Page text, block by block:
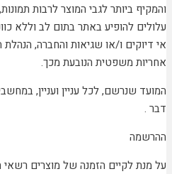
והמקיף ביותר לגבי המוצר לרבות
עלולים להופיע באתר בתום לב וללא
אי דיוקים ו/או שגיאות והחברה,
אחריות משפטית הנובעת מכך.
המועד שנרשם, לכל עניין ועניין,
דבר .
ההרשמה
על מנת לקיים הזמנה של מוצרים